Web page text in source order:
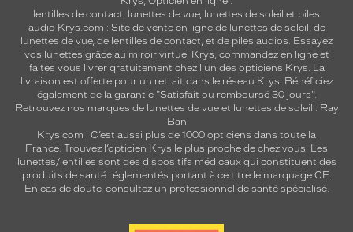
lentilles de contact, lunettes de vue, lunettes de soleil et piles
audio Krys.com : Site de vente en ligne de lunettes de soleil, de
lunettes de vue, de lentilles de contact, et de piles audios. Essayez
vos lunettes grâce au miroir virtuel Krys, commandez en ligne et
faites vous livrer gratuitement chez l'un des opticiens Krys. La
livraison est offerte pour un retrait dans le réseau Krys. Bénéficiez
également de la garantie "Satisfait ou remboursé 30 jours".
Retrouvez nos marques de lunettes de vue et lunettes de soleil : Ray
Ban
Krys.com : C’est aussi plus de 1000 opticiens dans toute la
France. Trouvez l’opticien Krys le plus proche de chez vous. Les
lunettes/lentilles sont des dispositifs médicaux qui constituent des
produits de santé réglementés portant à ce titre le marquage CE.
En cas de doute, consultez un professionnel de santé spécialisé.